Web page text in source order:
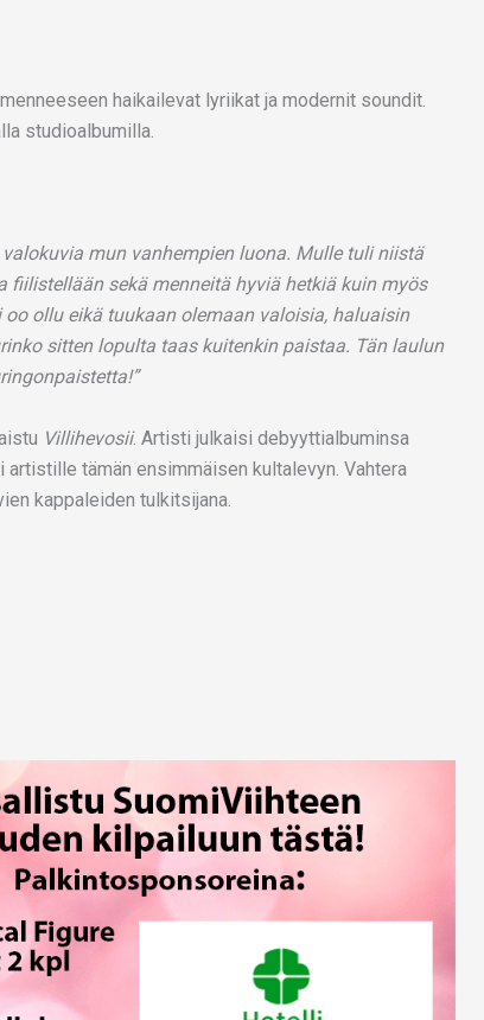
haikailevat lyriikat ja modernit soundit.
studioalbumilla.
mun vanhempien luona. Mulle tuli niistä
sekä menneitä hyviä hetkiä kuin myös
ollu eikä tuukaan olemaan valoisia, haluaisin
sitten lopulta taas kuitenkin paistaa. Tän laulun
Villihevosii. Artisti julkaisi debyyttialbuminsa
artistille tämän ensimmäisen kultalevyn. Vahtera
kappaleiden tulkitsijana.